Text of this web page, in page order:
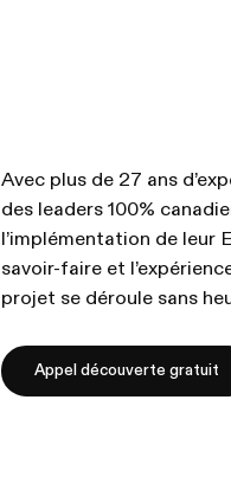
Avec plus de 27 ans
des leaders 100%
l’implémentation de leur
savoir-faire et
projet se déroule sans
Appel découverte gratuit